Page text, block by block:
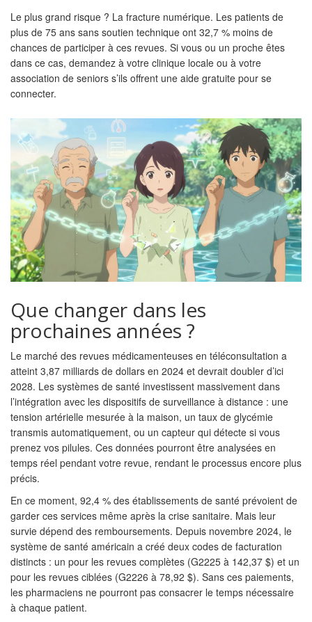
Le plus grand risque ? La fracture numérique. Les patients de
plus de 75 ans sans soutien technique ont 32,7 % moins de
chances de participer à ces revues. Si vous ou un proche êtes
dans ce cas, demandez à votre clinique locale ou à votre
association de seniors s’ils offrent une aide gratuite pour se
connecter.
Que changer dans les
prochaines années ?
Le marché des revues médicamenteuses en téléconsultation a
atteint 3,87 milliards de dollars en 2024 et devrait doubler d’ici
2028. Les systèmes de santé investissent massivement dans
l’intégration avec les dispositifs de surveillance à distance : une
tension artérielle mesurée à la maison, un taux de glycémie
transmis automatiquement, ou un capteur qui détecte si vous
prenez vos pilules. Ces données pourront être analysées en
temps réel pendant votre revue, rendant le processus encore plus
précis.
En ce moment, 92,4 % des établissements de santé prévoient de
garder ces services même après la crise sanitaire. Mais leur
survie dépend des remboursements. Depuis novembre 2024, le
système de santé américain a créé deux codes de facturation
distincts : un pour les revues complètes (G2225 à 142,37 $) et un
pour les revues ciblées (G2226 à 78,92 $). Sans ces paiements,
les pharmaciens ne pourront pas consacrer le temps nécessaire
à chaque patient.